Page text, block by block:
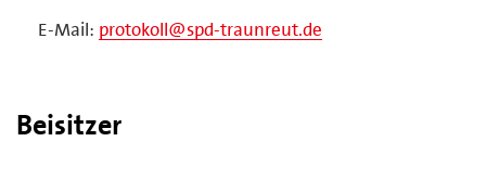
E-Mail: protokoll@spd-traunreut.de
Beisitzer